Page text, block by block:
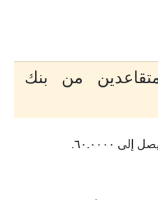
من بنك